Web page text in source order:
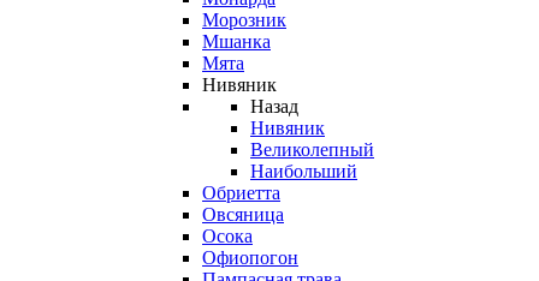
Морозник
Мшанка
Мята
Нивяник
Назад
Нивяник
Великолепный
Наибольший
Обриетта
Овсяница
Осока
Офиопогон